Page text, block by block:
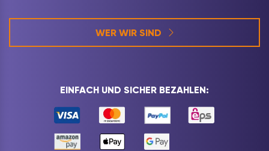
WER WIR SIND
EINFACH UND SICHER BEZAHLEN: